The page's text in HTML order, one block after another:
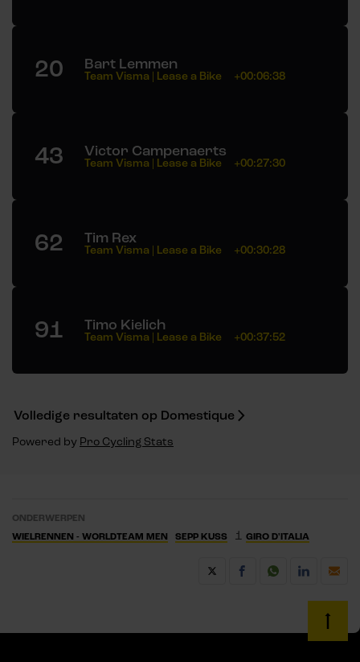
20 Bart Lemmen
Team Visma | Lease a Bike +00:06:38
43 Victor Campenaerts
Team Visma | Lease a Bike +00:27:30
62 Tim Rex
Team Visma | Lease a Bike +00:30:28
91 Timo Kielich
Team Visma | Lease a Bike +00:37:52
Volledige resultaten op Domestique
Powered by Pro Cycling Stats
ONDERWERPEN
WIELRENNEN - WORLDTEAM MEN
SEPP KUSS 1 GIRO D'ITALIA